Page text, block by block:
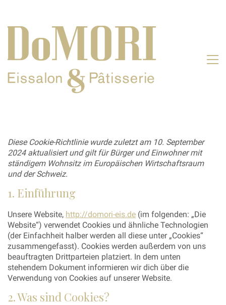
Diese Cookie-Richtlinie wurde zuletzt am 10. September
2024 aktualisiert und gilt für Bürger und Einwohner mit
ständigem Wohnsitz im Europäischen Wirtschaftsraum
und der Schweiz.
1. Einführung
Unsere Website, http://domori-eis.de (im folgenden: „Die
Website“) verwendet Cookies und ähnliche Technologien
(der Einfachheit halber werden all diese unter „Cookies“
zusammengefasst). Cookies werden außerdem von uns
beauftragten Drittparteien platziert. In dem unten
stehendem Dokument informieren wir dich über die
Verwendung von Cookies auf unserer Website.
2. Was sind Cookies?